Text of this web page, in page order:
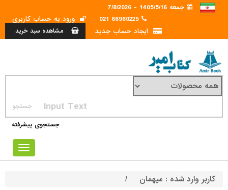
جمعه 1405/5/16 - 7/8/2026
66960225 021
ورود به حساب کاربری
ایجاد حساب جدید
مشاهده سبد خرید
جستجوی پیشرفته
Toggle
کاربر وارد شده : میهمان /